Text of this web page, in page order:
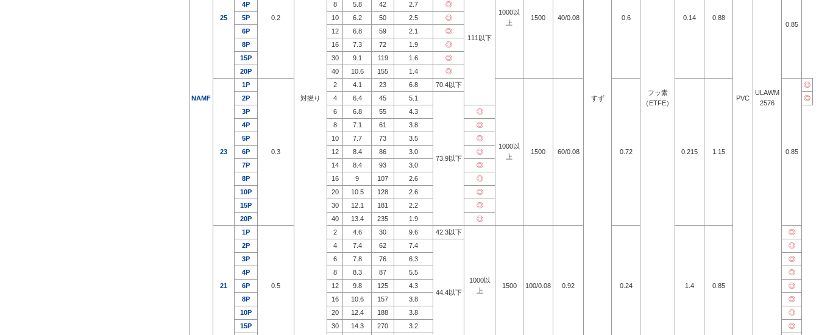
NAMF 対撚り すず
フッ素
（ETFE）
PVC
ULAWM
2576
25 0.2
1000以
上
1500 40/0.08 0.6 0.14 0.88
111以下
0.85
4P
8 5.8 42 2.7
◎
5P
10 6.2 50 2.5
◎
6P
12 6.8 59 2.1
◎
8P
16 7.3 72 1.9
◎
15P
30 9.1 119 1.6
◎
20P
40 10.6 155 1.4 ◎
23
1P
0.3
2 4.1 23 6.8 70.4以下
1000以
上
1500 60/0.08 0.72 0.215 1.15 0.85
◎
2P
4 6.4 45 5.1
73.9以下
◎
3P
6 6.8 55 4.3
◎
4P
8 7.1 61 3.8
◎
5P
10 7.7 73 3.5
◎
6P
12 8.4 86 3.0
◎
7P
14 8.4 93 3.0
◎
8P
16 9 107 2.6
◎
10P
20 10.5 128 2.6
◎
15P
30 12.1 181 2.2
◎
20P
40 13.4 235 1.9 ◎
21
1P
0.5
2 4.6 30 9.6 42.3以下
1000以
上
1500 100/0.08 0.92 0.24 1.4 0.85
◎
2P
4 7.4 62 7.4
44.4以下
◎
3P
6 7.8 76 6.3
◎
4P
8 8.3 87 5.5
◎
6P
12 9.8 125 4.3
◎
8P
16 10.6 157 3.8
◎
10P
20 12.4 188 3.8
◎
15P
30 14.3 270 3.2
◎